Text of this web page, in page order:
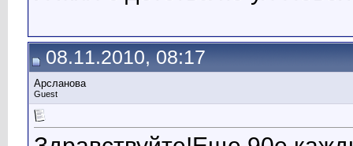
08.11.2010, 08:17
Арсланова
Guest